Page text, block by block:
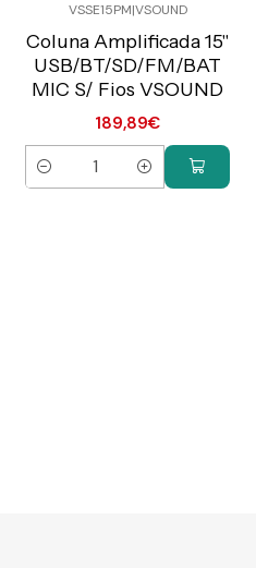
C/IVA
VSSE15PM|VSOUND
Coluna Amplificada 15"
USB/BT/SD/FM/BAT
MIC S/ Fios VSOUND
189,89€
Quantity